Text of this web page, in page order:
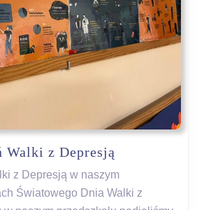
Walki z Depresją
Walki
z
z Depresją w naszym
Światowego Dnia Walki z